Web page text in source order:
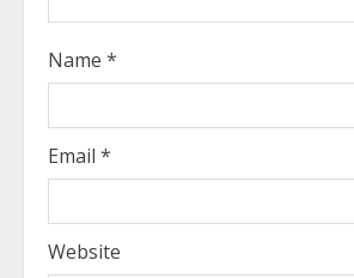
g
Name *
Email *
Website